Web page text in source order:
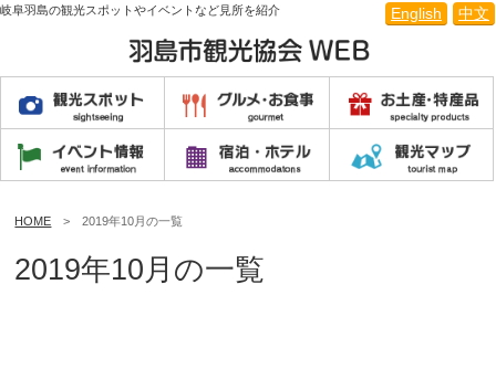
English 中文
岐阜羽島の観光スポットやイベントなど見所を紹介
HOME > 2019年10月の一覧
2019年10月の一覧